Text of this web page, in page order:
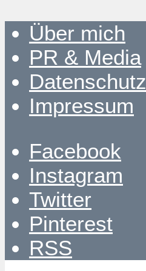
Über mich
PR & Media
Datenschutz
Impressum
Facebook
Instagram
Twitter
Pinterest
RSS